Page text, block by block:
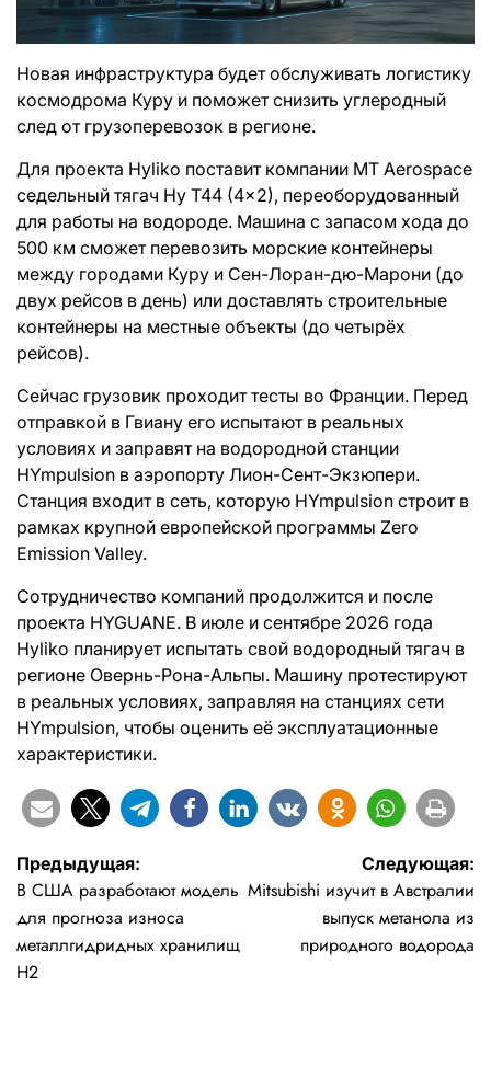
Новая инфраструктура будет обслуживать логистику
космодрома Куру и поможет снизить углеродный
след от грузоперевозок в регионе.
Для проекта Hyliko поставит компании MT Aerospace
седельный тягач Hy T44 (4×2), переоборудованный
для работы на водороде. Машина с запасом хода до
500 км сможет перевозить морские контейнеры
между городами Куру и Сен-Лоран-дю-Марони (до
двух рейсов в день) или доставлять строительные
контейнеры на местные объекты (до четырёх
рейсов).
Сейчас грузовик проходит тесты во Франции. Перед
отправкой в Гвиану его испытают в реальных
условиях и заправят на водородной станции
HYmpulsion в аэропорту Лион-Сент-Экзюпери.
Станция входит в сеть, которую HYmpulsion строит в
рамках крупной европейской программы Zero
Emission Valley.
Сотрудничество компаний продолжится и после
проекта HYGUANE. В июле и сентябре 2026 года
Hyliko планирует испытать свой водородный тягач в
регионе Овернь-Рона-Альпы. Машину протестируют
в реальных условиях, заправляя на станциях сети
HYmpulsion, чтобы оценить её эксплуатационные
характеристики.
Навигация
по
записям
Предыдущая:
В США разработают модель
для прогноза износа
металлгидридных хранилищ
H2
Следующая:
Mitsubishi изучит в Австралии
выпуск метанола из
природного водорода